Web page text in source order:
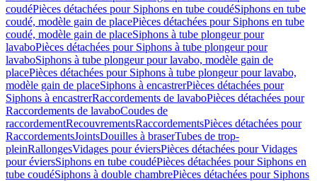
coudéPièces détachées pour Siphons en tube coudéSiphons en tube
coudé, modèle gain de placePièces détachées pour Siphons en tube
coudé, modèle gain de placeSiphons à tube plongeur pour
lavaboPièces détachées pour Siphons à tube plongeur pour
lavaboSiphons à tube plongeur pour lavabo, modèle gain de
placePièces détachées pour Siphons à tube plongeur pour lavabo,
modèle gain de placeSiphons à encastrerPièces détachées pour
Siphons à encastrerRaccordements de lavaboPièces détachées pour
Raccordements de lavaboCoudes de
raccordementRecouvrementsRaccordementsPièces détachées pour
RaccordementsJointsDouilles à braserTubes de trop-
pleinRallongesVidages pour éviersPièces détachées pour Vidages
pour éviersSiphons en tube coudéPièces détachées pour Siphons en
tube coudéSiphons à double chambrePièces détachées pour Siphons